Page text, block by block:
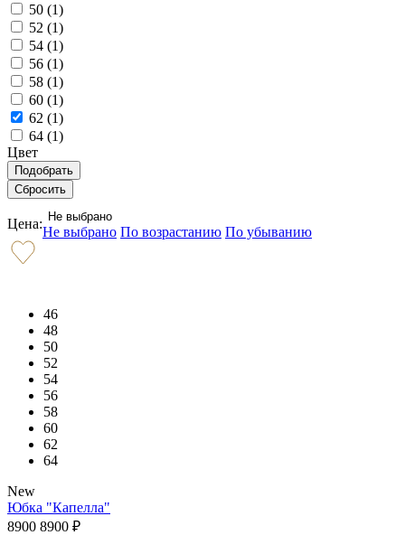
50 (1)
52 (1)
54 (1)
56 (1)
58 (1)
60 (1)
62 (1)
64 (1)
Цвет
Цена: Не выбрано
Не выбрано По возрастанию По убыванию
46
48
50
52
54
56
58
60
62
64
New
Юбка "Капелла"
8900 8900 ₽